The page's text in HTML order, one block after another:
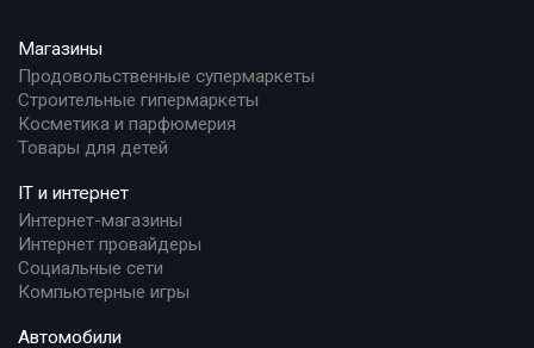
Магазины
Продовольственные супермаркеты
Строительные гипермаркеты
Косметика и парфюмерия
Товары для детей
IT и интернет
Интернет-магазины
Интернет провайдеры
Социальные сети
Компьютерные игры
Автомобили